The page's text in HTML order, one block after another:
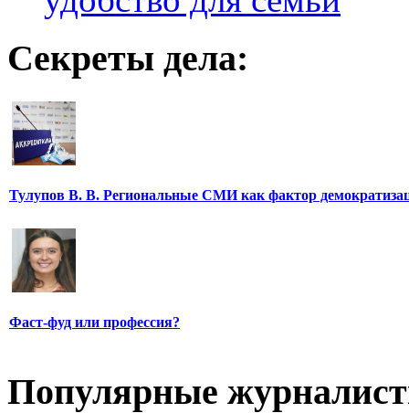
Секреты дела:
Тулупов В. В. Региональные СМИ как фактор
Фаст-фуд или профессия?
Популярные